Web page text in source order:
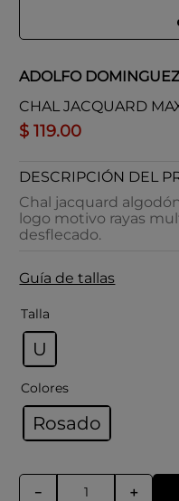
ADOLFO
CHAL JACQUARD
$ 119.00
DESCRIPCIÓN DEL
Chal jacquard
logo motivo rayas
desflecado.
Guía de tallas
Talla
U
Colores
Rosado
＋
－